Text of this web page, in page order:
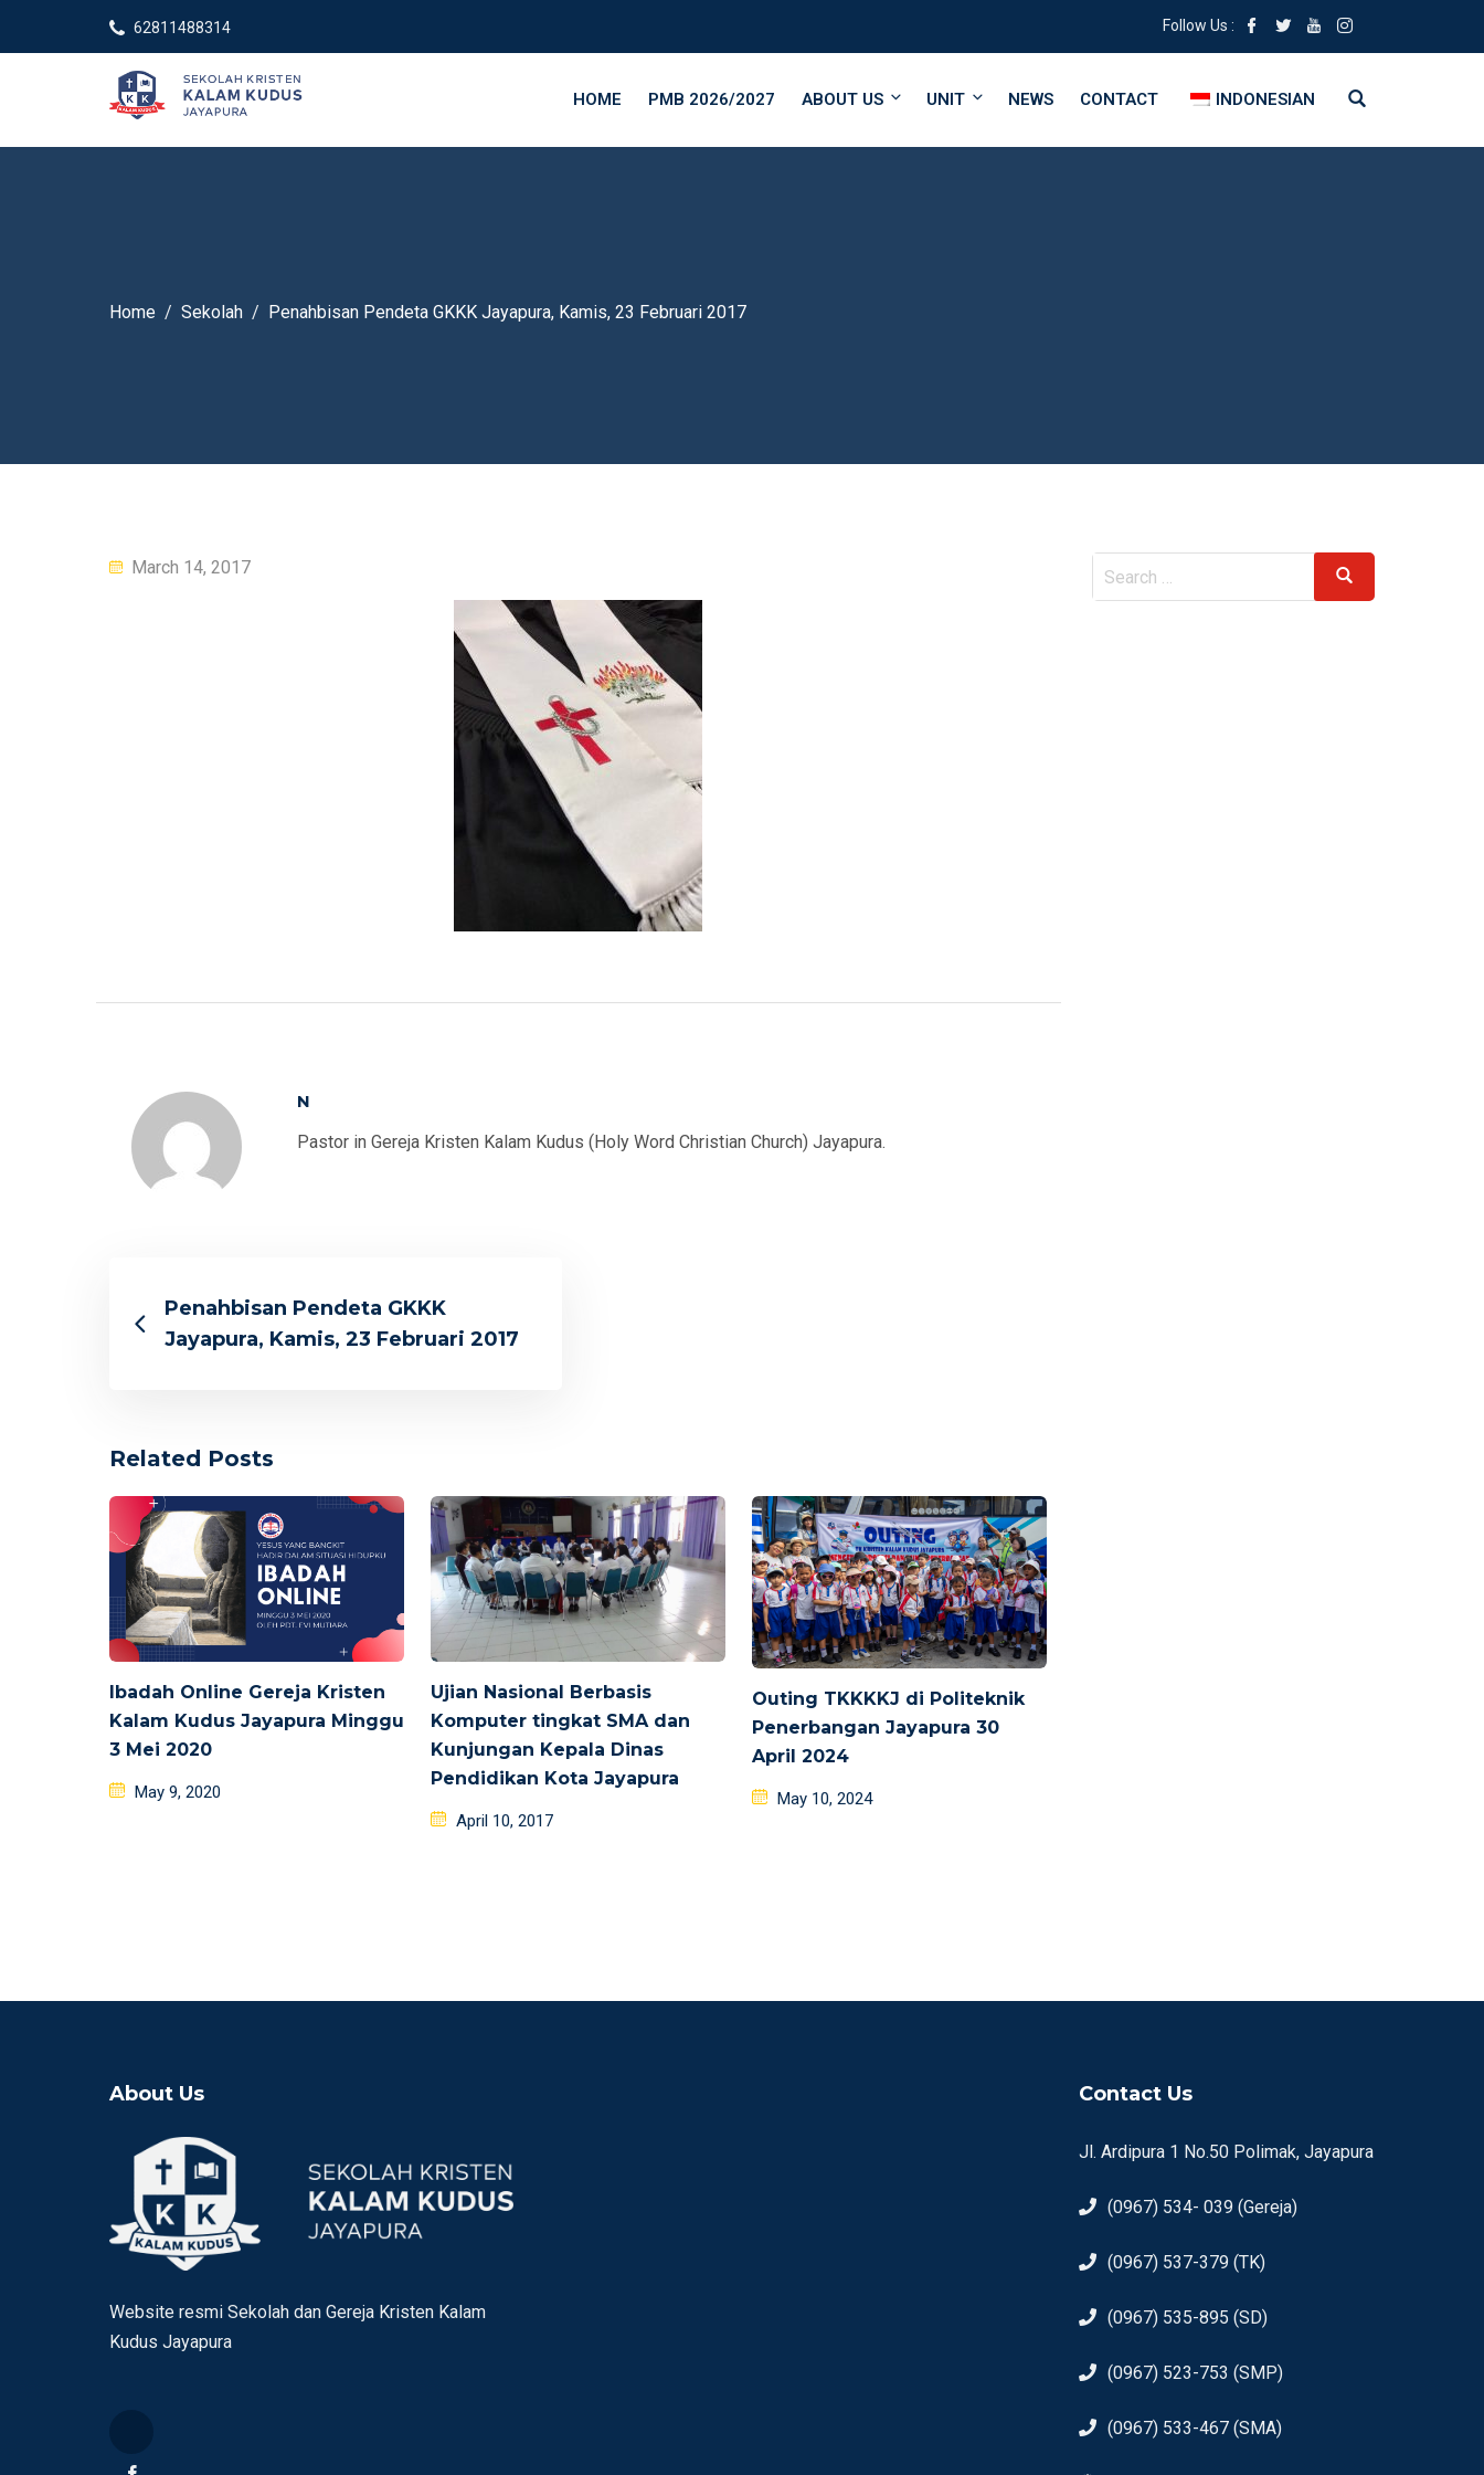
62811488314 Follow Us :
HOME PMB 2026/2027 ABOUT US UNIT NEWS CONTACT INDONESIAN
Home Sekolah Penahbisan Pendeta GKKK Jayapura, Kamis, 23 Februari 2017
Posted
March 14, 2017
N
Pastor in Gereja Kristen Kalam Kudus (Holy Word Christian Church) Jayapura.
Penahbisan Pendeta GKKK
Jayapura, Kamis, 23 Februari 2017
Related Posts
Ibadah Online Gereja Kristen
Kalam Kudus Jayapura Minggu
3 Mei 2020
Posted
May 9, 2020
Ujian Nasional Berbasis
Komputer tingkat SMA dan
Kunjungan Kepala Dinas
Pendidikan Kota Jayapura
Posted
April 10, 2017
Outing TKKKKJ di Politeknik
Penerbangan Jayapura 30
April 2024
Posted
May 10, 2024
Search
for:
Search
About Us
Website resmi Sekolah dan Gereja Kristen Kalam
Kudus Jayapura
Contact Us
Jl. Ardipura 1 No.50 Polimak, Jayapura
(0967) 534- 039 (Gereja)
(0967) 537-379 (TK)
(0967) 535-895 (SD)
(0967) 523-753 (SMP)
(0967) 533-467 (SMA)